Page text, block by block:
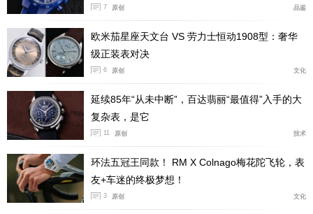
够亲眼见证这枚腕表亮相拍卖市场，并借此机会以全新方
式了解这些腕表的历史，真是一个不可思议的时刻。”
随同这枚腕表一起拍卖的，还有一个保险箱，箱内装
有大量与电影制作道具相关的文件。据悉，该腕表拍前估
价50万至100万美元。（图/文 腕表之家 许朝阳）
7 原创 品鉴
欧米茄星座天文台 VS 劳力士恒动1908型：奢华
级正装表对决
6 原创 文化
延续85年“从未中断”，百达翡丽“最值得”入手的大
复杂表，是它
11 原创 技术
环法五冠王同款！ RM X Colnago梅花陀飞轮，表
友+车迷的终极梦想！
3 原创 文化